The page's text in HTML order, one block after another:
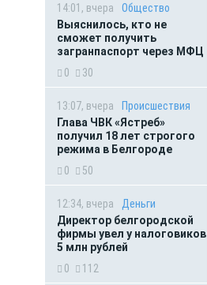
14:01, вчера
Общество
Выяснилось, кто не
сможет получить
загранпаспорт через МФЦ
0
30
13:07, вчера
Происшествия
Глава ЧВК «Ястреб»
получил 18 лет строгого
режима в Белгороде
0
50
12:34, вчера
Деньги
Директор белгородской
фирмы увел у налоговиков
5 млн рублей
0
112